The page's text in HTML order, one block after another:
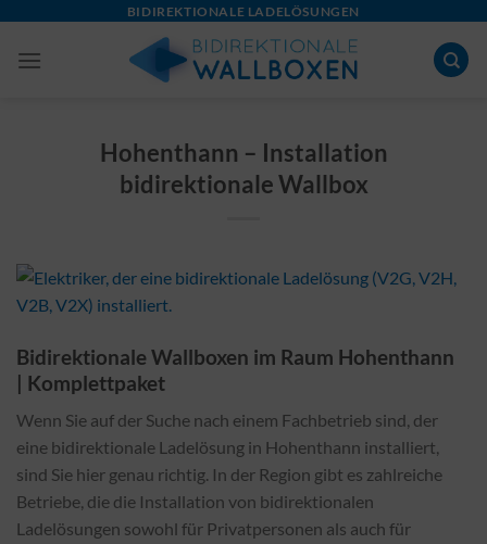
content
BIDIREKTIONALE LADELÖSUNGEN
Hohenthann – Installation
bidirektionale Wallbox
Bidirektionale Wallboxen im Raum Hohenthann
| Komplettpaket
Wenn Sie auf der Suche nach einem Fachbetrieb sind, der
eine bidirektionale Ladelösung in Hohenthann installiert,
sind Sie hier genau richtig. In der Region gibt es zahlreiche
Betriebe, die die Installation von bidirektionalen
Ladelösungen sowohl für Privatpersonen als auch für